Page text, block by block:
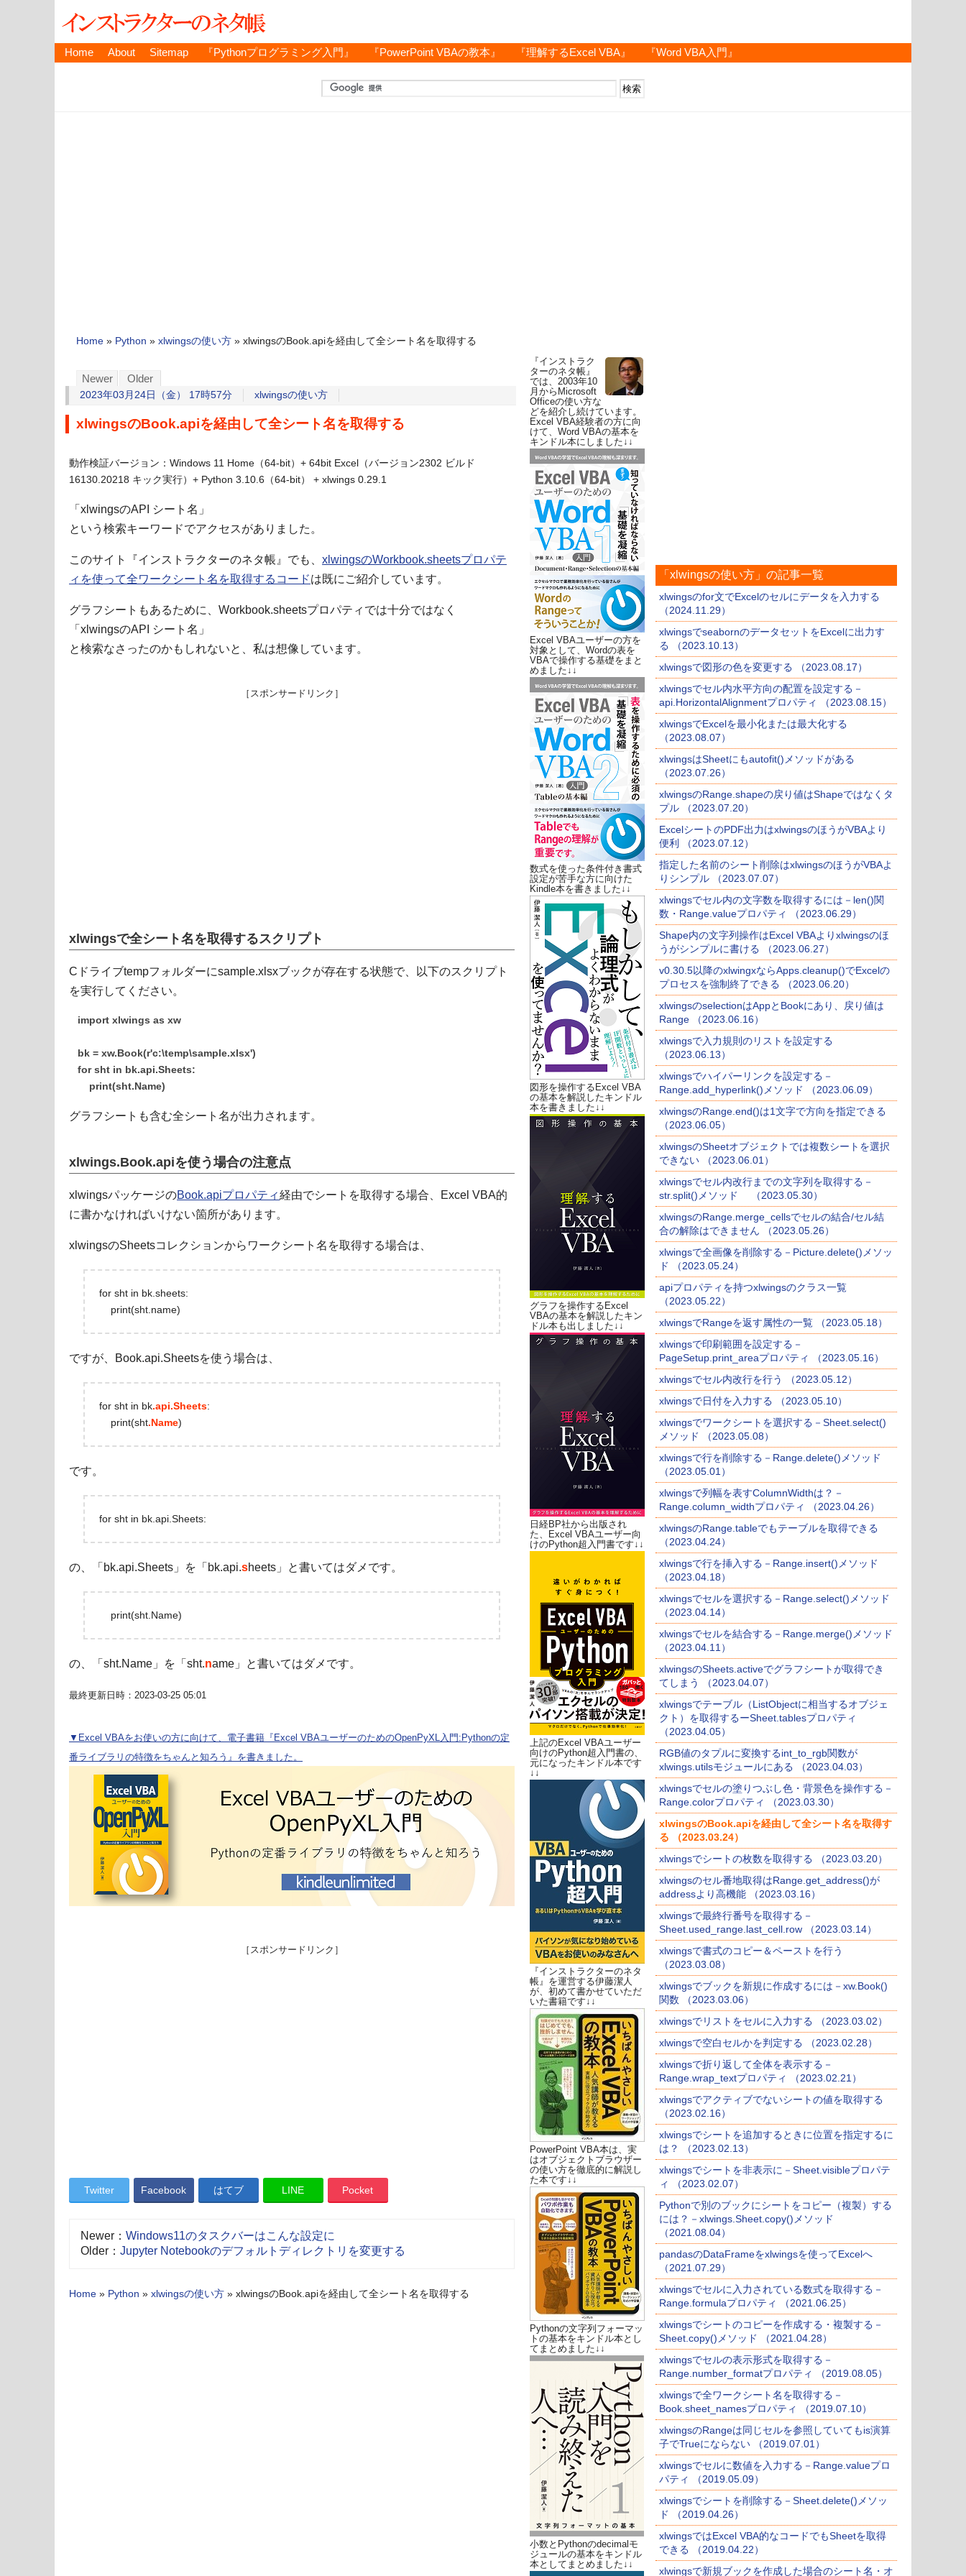
Home About Sitemap 『Pythonプログラミング入門』 『PowerPoint VBAの教本』 『理解するExcel VBA』 『Word VBA入門』
Home » Python » xlwingsの使い方 » xlwingsのBook.apiを経由して全シート名を取得する
Newer Older
2023年03月24日（金） 17時57分 xlwingsの使い方
xlwingsのBook.apiを経由して全シート名を取得する
動作検証バージョン：Windows 11 Home（64-bit）+ 64bit Excel（バージョン2302 ビルド
16130.20218 キック実行）+ Python 3.10.6（64-bit） + xlwings 0.29.1
「xlwingsのAPI シート名」
という検索キーワードでアクセスがありました。
このサイト『インストラクターのネタ帳』でも、 xlwingsのWorkbook.sheetsプロパテ
ィを使って全ワークシート名を取得するコードは既にご紹介しています。
グラフシートもあるために、Workbook.sheetsプロパティでは十分ではなく
「xlwingsのAPI シート名」
と検索なさったのかもしれないと、私は想像しています。
［スポンサードリンク］
xlwingsで全シート名を取得するスクリプト
Cドライブtempフォルダーにsample.xlsxブックが存在する状態で、以下のスクリプト
を実行してください。
import xlwings as xw
bk = xw.Book(r'c:\temp\sample.xlsx')
for sht in bk.api.Sheets:
print(sht.Name)
グラフシートも含む全シート名が出力されます。
xlwings.Book.apiを使う場合の注意点
xlwingsパッケージのBook.apiプロパティ経由でシートを取得する場合、Excel VBA的
に書かなければいけない箇所があります。
xlwingsのSheetsコレクションからワークシート名を取得する場合は、
for sht in bk.sheets:
print(sht.name)
ですが、Book.api.Sheetsを使う場合は、
for sht in bk.api.Sheets:
print(sht.Name)
です。
for sht in bk.api.Sheets:
の、「bk.api.Sheets」を「bk.api.sheets」と書いてはダメです。
print(sht.Name)
の、「sht.Name」を「sht.name」と書いてはダメです。
最終更新日時：2023-03-25 05:01
▼Excel VBAをお使いの方に向けて、電子書籍『Excel VBAユーザーのためのOpenPyXL入門:Pythonの定
番ライブラリの特徴をちゃんと知ろう』を書きました。
［スポンサードリンク］
Twitter Facebook はてブ LINE Pocket
Newer： Windows11のタスクバーはこんな設定に
Older： Jupyter Notebookのデフォルトディレクトリを変更する
Home » Python » xlwingsの使い方 » xlwingsのBook.apiを経由して全シート名を取得する
『インストラク
ターのネタ帳』
では、2003年10
月からMicrosoft
Officeの使い方な
どを紹介し続けています。
Excel VBA経験者の方に向
けて、Word VBAの基本を
キンドル本にしました↓↓
Excel VBAユーザーの方を
対象として、Wordの表を
VBAで操作する基礎をまと
めました↓↓
数式を使った条件付き書式
設定が苦手な方に向けた
Kindle本を書きました↓↓
図形を操作するExcel VBA
の基本を解説したキンドル
本を書きました↓↓
グラフを操作するExcel
VBAの基本を解説したキン
ドル本も出しました↓↓
日経BP社から出版され
た、Excel VBAユーザー向
けのPython超入門書です↓↓
上記のExcel VBAユーザー
向けのPython超入門書の、
元になったキンドル本です
↓↓
『インストラクターのネタ
帳』を運営する伊藤潔人
が、初めて書かせていただ
いた書籍です↓↓
PowerPoint VBA本は、実
はオブジェクトブラウザー
の使い方を徹底的に解説し
た本です↓↓
Pythonの文字列フォーマッ
トの基本をキンドル本とし
てまとめました↓↓
小数とPythonのdecimalモ
ジュールの基本をキンドル
本としてまとめました↓↓
「xlwingsの使い方」の記事一覧
xlwingsのfor文でExcelのセルにデータを入力する
（2024.11.29）
xlwingsでseabornのデータセットをExcelに出力す
る （2023.10.13）
xlwingsで図形の色を変更する （2023.08.17）
xlwingsでセル内水平方向の配置を設定する－
api.HorizontalAlignmentプロパティ （2023.08.15）
xlwingsでExcelを最小化または最大化する
（2023.08.07）
xlwingsはSheetにもautofit()メソッドがある
（2023.07.26）
xlwingsのRange.shapeの戻り値はShapeではなくタ
プル （2023.07.20）
ExcelシートのPDF出力はxlwingsのほうがVBAより
便利 （2023.07.12）
指定した名前のシート削除はxlwingsのほうがVBAよ
りシンプル （2023.07.07）
xlwingsでセル内の文字数を取得するには－len()関
数・Range.valueプロパティ （2023.06.29）
Shape内の文字列操作はExcel VBAよりxlwingsのほ
うがシンプルに書ける （2023.06.27）
v0.30.5以降のxlwingxならApps.cleanup()でExcelの
プロセスを強制終了できる （2023.06.20）
xlwingsのselectionはAppとBookにあり、戻り値は
Range （2023.06.16）
xlwingsで入力規則のリストを設定する
（2023.06.13）
xlwingsでハイパーリンクを設定する－
Range.add_hyperlink()メソッド （2023.06.09）
xlwingsのRange.end()は1文字で方向を指定できる
（2023.06.05）
xlwingsのSheetオブジェクトでは複数シートを選択
できない （2023.06.01）
xlwingsでセル内改行までの文字列を取得する－
str.split()メソッド （2023.05.30）
xlwingsのRange.merge_cellsでセルの結合/セル結
合の解除はできません （2023.05.26）
xlwingsで全画像を削除する－Picture.delete()メソッ
ド （2023.05.24）
apiプロパティを持つxlwingsのクラス一覧
（2023.05.22）
xlwingsでRangeを返す属性の一覧 （2023.05.18）
xlwingsで印刷範囲を設定する－
PageSetup.print_areaプロパティ （2023.05.16）
xlwingsでセル内改行を行う （2023.05.12）
xlwingsで日付を入力する （2023.05.10）
xlwingsでワークシートを選択する－Sheet.select()
メソッド （2023.05.08）
xlwingsで行を削除する－Range.delete()メソッド
（2023.05.01）
xlwingsで列幅を表すColumnWidthは？－
Range.column_widthプロパティ （2023.04.26）
xlwingsのRange.tableでもテーブルを取得できる
（2023.04.24）
xlwingsで行を挿入する－Range.insert()メソッド
（2023.04.18）
xlwingsでセルを選択する－Range.select()メソッド
（2023.04.14）
xlwingsでセルを結合する－Range.merge()メソッド
（2023.04.11）
xlwingsのSheets.activeでグラフシートが取得でき
てしまう （2023.04.07）
xlwingsでテーブル（ListObjectに相当するオブジェ
クト）を取得するーSheet.tablesプロパティ
（2023.04.05）
RGB値のタプルに変換するint_to_rgb関数が
xlwings.utilsモジュールにある （2023.04.03）
xlwingsでセルの塗りつぶし色・背景色を操作する－
Range.colorプロパティ （2023.03.30）
xlwingsのBook.apiを経由して全シート名を取得す
る （2023.03.24）
xlwingsでシートの枚数を取得する （2023.03.20）
xlwingsのセル番地取得はRange.get_address()が
addressより高機能 （2023.03.16）
xlwingsで最終行番号を取得する－
Sheet.used_range.last_cell.row （2023.03.14）
xlwingsで書式のコピー＆ペーストを行う
（2023.03.08）
xlwingsでブックを新規に作成するには－xw.Book()
関数 （2023.03.06）
xlwingsでリストをセルに入力する （2023.03.02）
xlwingsで空白セルかを判定する （2023.02.28）
xlwingsで折り返して全体を表示する－
Range.wrap_textプロパティ （2023.02.21）
xlwingsでアクティブでないシートの値を取得する
（2023.02.16）
xlwingsでシートを追加するときに位置を指定するに
は？ （2023.02.13）
xlwingsでシートを非表示に－Sheet.visibleプロパテ
ィ （2023.02.07）
Pythonで別のブックにシートをコピー（複製）する
には？－xlwings.Sheet.copy()メソッド
（2021.08.04）
pandasのDataFrameをxlwingsを使ってExcelへ
（2021.07.29）
xlwingsでセルに入力されている数式を取得する－
Range.formulaプロパティ （2021.06.25）
xlwingsでシートのコピーを作成する・複製する－
Sheet.copy()メソッド （2021.04.28）
xlwingsでセルの表示形式を取得する－
Range.number_formatプロパティ （2019.08.05）
xlwingsで全ワークシート名を取得する－
Book.sheet_namesプロパティ （2019.07.10）
xlwingsのRangeは同じセルを参照していてもis演算
子でTrueにならない （2019.07.01）
xlwingsでセルに数値を入力する－Range.valueプロ
パティ （2019.05.09）
xlwingsでシートを削除する－Sheet.delete()メソッ
ド （2019.04.26）
xlwingsではExcel VBA的なコードでもSheetを取得
できる （2019.04.22）
xlwingsで新規ブックを作成した場合のシート名・オ